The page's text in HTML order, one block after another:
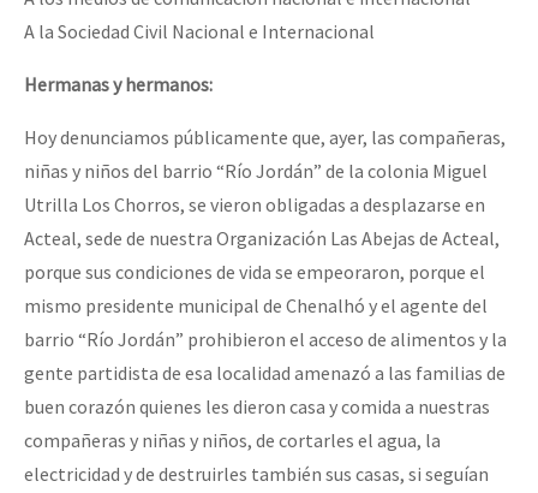
A la Sociedad Civil Nacional e Internacional
Hermanas y hermanos:
Hoy denunciamos públicamente que, ayer, las compañeras,
niñas y niños del barrio “Río Jordán” de la colonia Miguel
Utrilla Los Chorros, se vieron obligadas a desplazarse en
Acteal, sede de nuestra Organización Las Abejas de Acteal,
porque sus condiciones de vida se empeoraron, porque el
mismo presidente municipal de Chenalhó y el agente del
barrio “Río Jordán” prohibieron el acceso de alimentos y la
gente partidista de esa localidad amenazó a las familias de
buen corazón quienes les dieron casa y comida a nuestras
compañeras y niñas y niños, de cortarles el agua, la
electricidad y de destruirles también sus casas, si seguían